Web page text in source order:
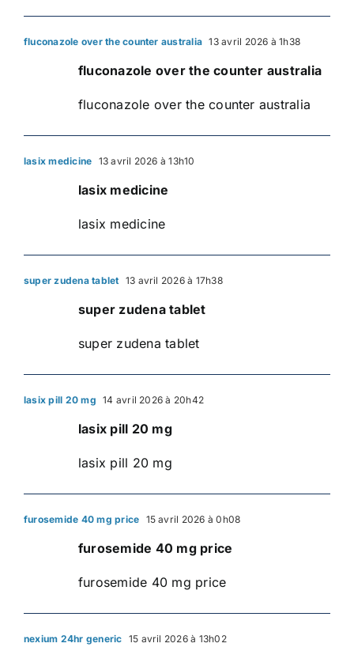
fluconazole over the counter australia 13 avril 2026 à 1h38
fluconazole over the counter australia
fluconazole over the counter australia
lasix medicine 13 avril 2026 à 13h10
lasix medicine
lasix medicine
super zudena tablet 13 avril 2026 à 17h38
super zudena tablet
super zudena tablet
lasix pill 20 mg 14 avril 2026 à 20h42
lasix pill 20 mg
lasix pill 20 mg
furosemide 40 mg price 15 avril 2026 à 0h08
furosemide 40 mg price
furosemide 40 mg price
nexium 24hr generic 15 avril 2026 à 13h02